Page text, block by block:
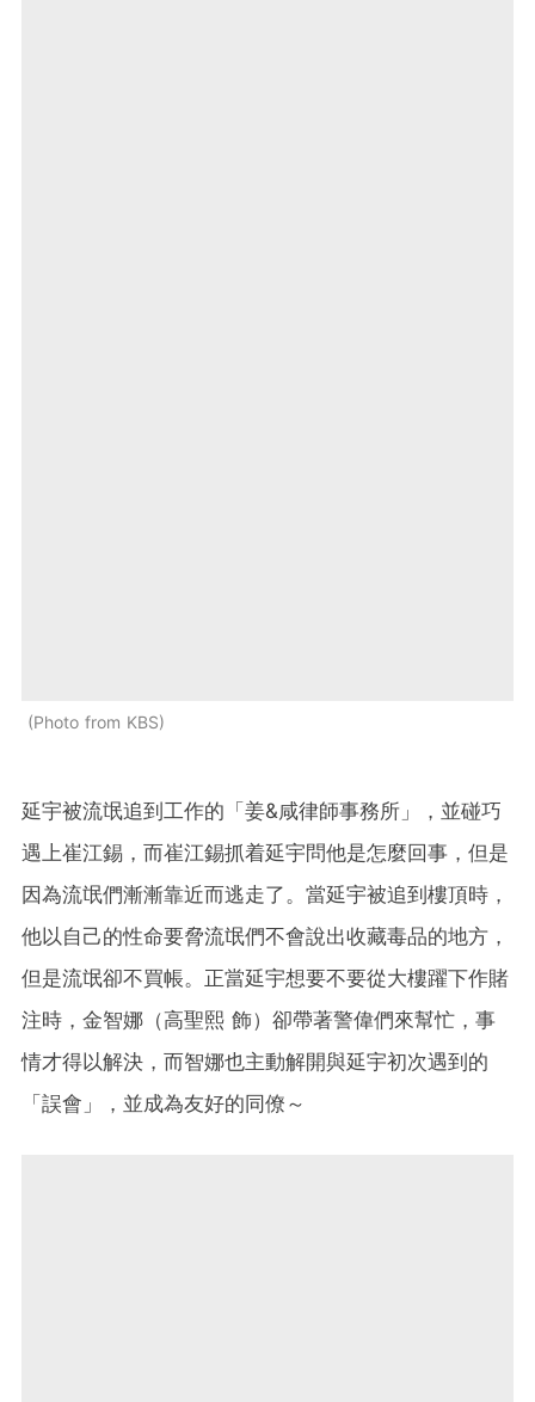
Photo from KBS
延宇被流氓追到工作的「姜&咸律師事務所」，並碰巧
遇上崔江錫，而崔江錫抓着延宇問他是怎麼回事，但是
因為流氓們漸漸靠近而逃走了。當延宇被追到樓頂時，
他以自己的性命要脅流氓們不會說出收藏毒品的地方，
但是流氓卻不買帳。正當延宇想要不要從大樓躍下作賭
注時，金智娜（高聖熙 飾）卻帶著警偉們來幫忙，事
情才得以解決，而智娜也主動解開與延宇初次遇到的
「誤會」，並成為友好的同僚～